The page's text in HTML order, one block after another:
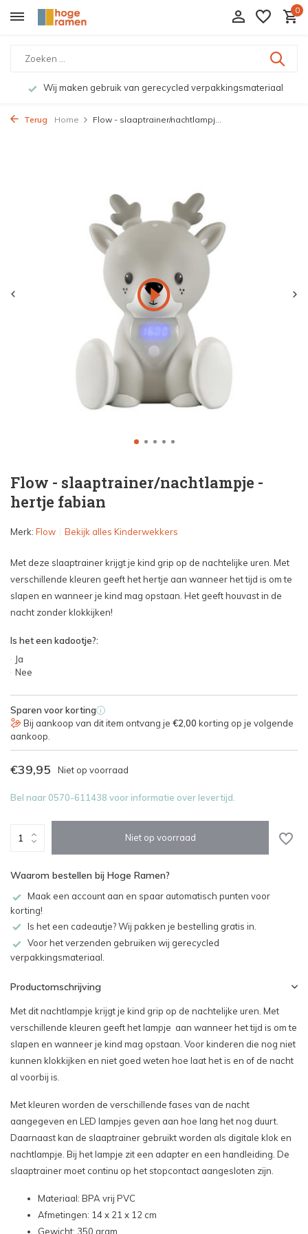
0
Wij maken gebruik van gerecycled verpakkingsmateriaal
Terug Home Flow - slaaptrainer/nachtlampj...
Flow - slaaptrainer/nachtlampje -
hertje fabian
Merk: Flow Bekijk alles Kinderwekkers
Met deze slaaptrainer krijgt je kind grip op de nachtelijke uren. Met
verschillende kleuren geeft het hertje aan wanneer het tijd is om te
slapen en wanneer je kind mag opstaan. Het geeft houvast in de
nacht zonder klokkijken!
Is het een kadootje?:
Ja
Nee
Sparen voor korting i
Bij aankoop van dit item ontvang je €2,00 korting op je volgende
aankoop.
€39,95 Niet op voorraad
Bel naar 0570-611438 voor informatie over levertijd.
Niet op voorraad
Waarom bestellen bij Hoge Ramen?
Maak een account aan en spaar automatisch punten voor
korting!
Is het een cadeautje? Wij pakken je bestelling gratis in.
Voor het verzenden gebruiken wij gerecycled
verpakkingsmateriaal.
Productomschrijving
Met dit nachtlampje krijgt je kind grip op de nachtelijke uren. Met
verschillende kleuren geeft het lampje aan wanneer het tijd is om te
slapen en wanneer je kind mag opstaan. Voor kinderen die nog niet
kunnen klokkijken en niet goed weten hoe laat het is en of de nacht
al voorbij is.
Met kleuren worden de verschillende fases van de nacht
aangegeven en LED lampjes geven aan hoe lang het nog duurt.
Daarnaast kan de slaaptrainer gebruikt worden als digitale klok en
nachtlampje. Bij het lampje zit een adapter en een handleiding. De
slaaptrainer moet continu op het stopcontact aangesloten zijn.
Materiaal: BPA vrij PVC
Afmetingen: 14 x 21 x 12 cm
Gewicht: 350 gram